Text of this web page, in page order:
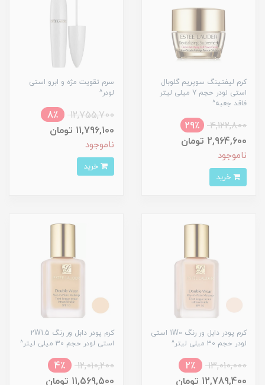
کرم لیفتینگ سوپریم گلوبال
استی لودر حجم 7 میلی لیتر
فاقد جعبه^
4,122,800
29٪
2,964,600 تومان
ناموجود
سرم تقویت مژه و ابرو استی
لودر^
12,755,700
8٪
11,796,100 تومان
ناموجود
کرم پودر دابل ور رنگ 1W0 استی
لودر حجم 30 میلی لیتر^
13,010,000
2٪
12,789,400 تومان
کرم پودر دابل ور رنگ 2W1.5
استی لودر حجم 30 میلی لیتر^
12,010,200
4٪
11,569,500 تومان